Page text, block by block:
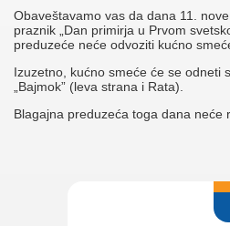
Obaveštavamo vas da dana 11.
praznik „Dan primirja u Prvom
preduzeće neće odvoziti kućno
Izuzetno, kućno smeće će se odneti
„Bajmok” (leva strana i Rata).
Blagajna preduzeća toga dana neće